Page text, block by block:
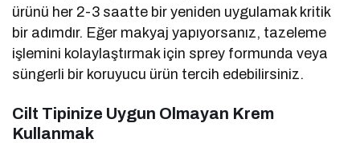
ürünü her 2-3 saatte bir yeniden uygulamak kritik
bir adımdır. Eğer makyaj yapıyorsanız, tazeleme
işlemini kolaylaştırmak için sprey formunda veya
süngerli bir koruyucu ürün tercih edebilirsiniz.
Cilt Tipinize Uygun Olmayan Krem
Kullanmak